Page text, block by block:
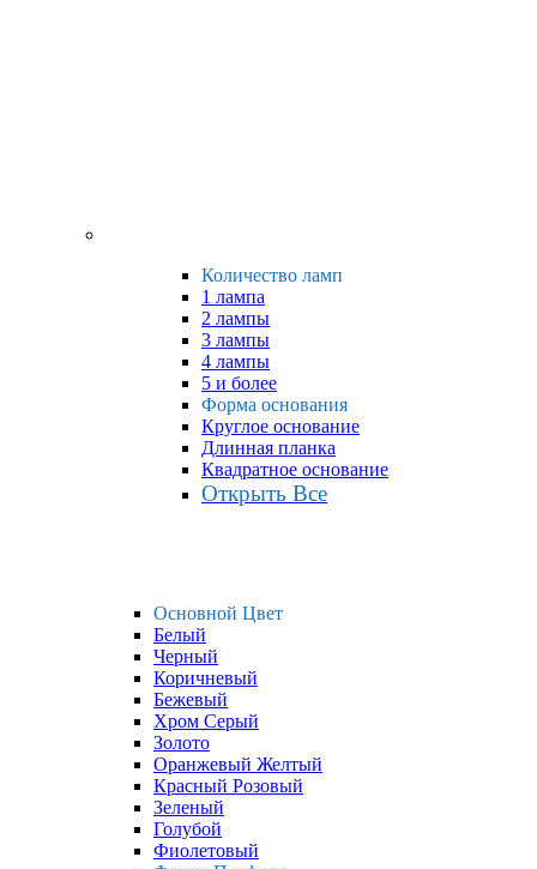
Количество ламп
1 лампа
2 лампы
3 лампы
4 лампы
5 и более
Форма основания
Круглое основание
Длинная планка
Квадратное основание
Открыть Все
Основной Цвет
Белый
Черный
Коричневый
Бежевый
Хром Серый
Золото
Оранжевый Желтый
Красный Розовый
Зеленый
Голубой
Фиолетовый